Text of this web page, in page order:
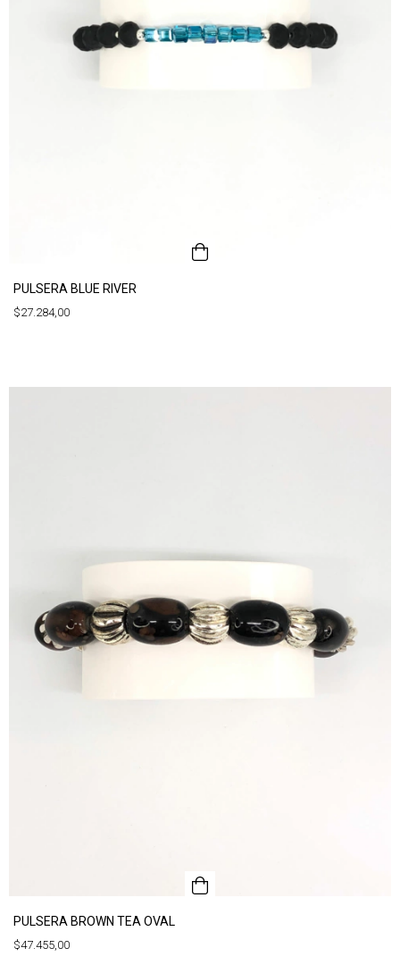
PULSERA BLUE RIVER
$27.284,00
PULSERA BROWN TEA OVAL
$47.455,00